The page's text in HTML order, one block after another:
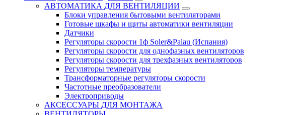
АВТОМАТИКА ДЛЯ ВЕНТИЛЯЦИИ
Блоки управления бытовыми вентиляторами
Готовые шкафы и щиты автоматики вентиляции
Датчики
Регуляторы скорости 1ф Soler&Palau (Испания)
Регуляторы скорости для однофазных вентиляторов
Регуляторы скорости для трехфазных вентиляторов
Регуляторы температуры
Трансформаторные регуляторы скорости
Частотные преобразователи
Электроприводы
АКСЕССУАРЫ ДЛЯ МОНТАЖА